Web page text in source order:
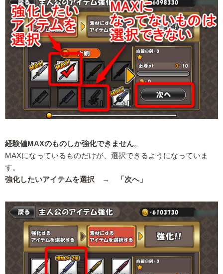
経験値MAXのものしか強化できません。
MAXになっているものだけが、選択できるようになっていま
す。
強化したいアイテムを選択 → 「次へ」